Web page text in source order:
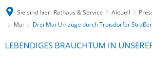
Sie sind hier: Rathaus & Service Aktuell
Mai
Drei Mai-Umzüge durch Troisdorfer
LEBENDIGES BRAUCHTUM IN